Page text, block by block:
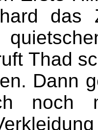
das
Thad
Dann
noch